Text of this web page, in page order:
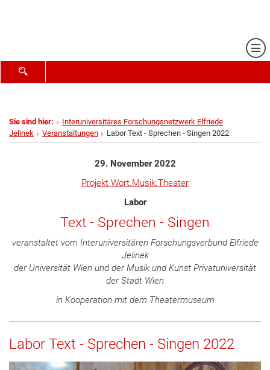
SUCHFORMULAR ÖFFNEN
Sie sind hier:
Interuniversitäres Forschungsnetzwerk Elfriede
Jelinek
Veranstaltungen Labor Text - Sprechen - Singen 2022
29. November 2022
Projekt Wort.Musik.Theater
Labor
Text - Sprechen - Singen
veranstaltet vom Interuniversitären Forschungsverbund Elfriede
Jelinek
der Universität Wien und der Musik und Kunst Privatuniversität
der Stadt Wien
in Kooperation mit dem Theatermuseum
Labor Text - Sprechen - Singen 2022